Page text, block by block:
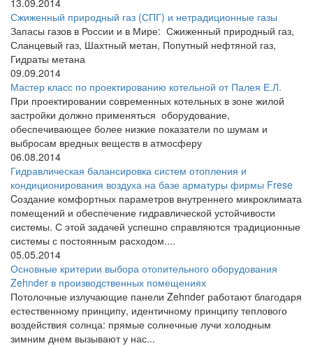
13.09.2014
Сжиженный природный газ (СПГ) и нетрадиционные газы
Запасы газов в России и в Мире: Сжиженный природный газ,
Сланцевый газ, Шахтный метан, Попутный нефтяной газ,
Гидраты метана
09.09.2014
Мастер класс по проектированию котельной от Палея Е.Л.
При проектировании современных котельных в зоне жилой
застройки должно применяться оборудование,
обеспечивающее более низкие показатели по шумам и
выбросам вредных веществ в атмосферу
06.08.2014
Гидравлическая балансировка систем отопления и
кондиционирования воздуха на базе арматуры фирмы Frese
Cоздание комфортных параметров внутреннего микроклимата
помещений и обеспечение гидравлической устойчивости
системы. С этой задачей успешно справляются традиционные
системы с постоянным расходом....
05.05.2014
Основные критерии выбора отопительного оборудования
Zehnder в производственных помещениях
Потолочные излучающие панели Zehnder работают благодаря
естественному принципу, идентичному принципу теплового
воздействия солнца: прямые солнечные лучи холодным
зимним днем вызывают у нас...